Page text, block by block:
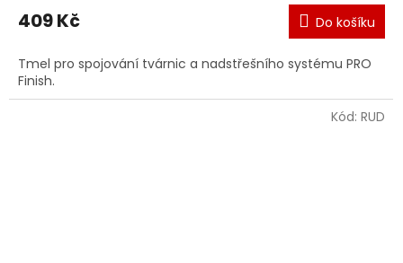
409 Kč Do košíku
Tmel pro spojování tvárnic a nadstřešního systému PRO
Finish.
Kód: RUD